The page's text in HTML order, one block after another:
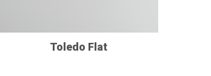
Toledo Flat